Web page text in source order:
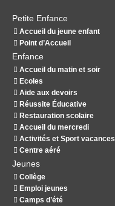
Petite Enfance
Accueil du jeune enfant
Point d’Accueil
Enfance
Accueil du matin et soir
Ecoles
Aide aux devoirs
Réussite Éducative
Restauration scolaire
Accueil du mercredi
Activités et Sport vacances
Centre aéré
Jeunes
Collège
Emploi jeunes
Camps d’été